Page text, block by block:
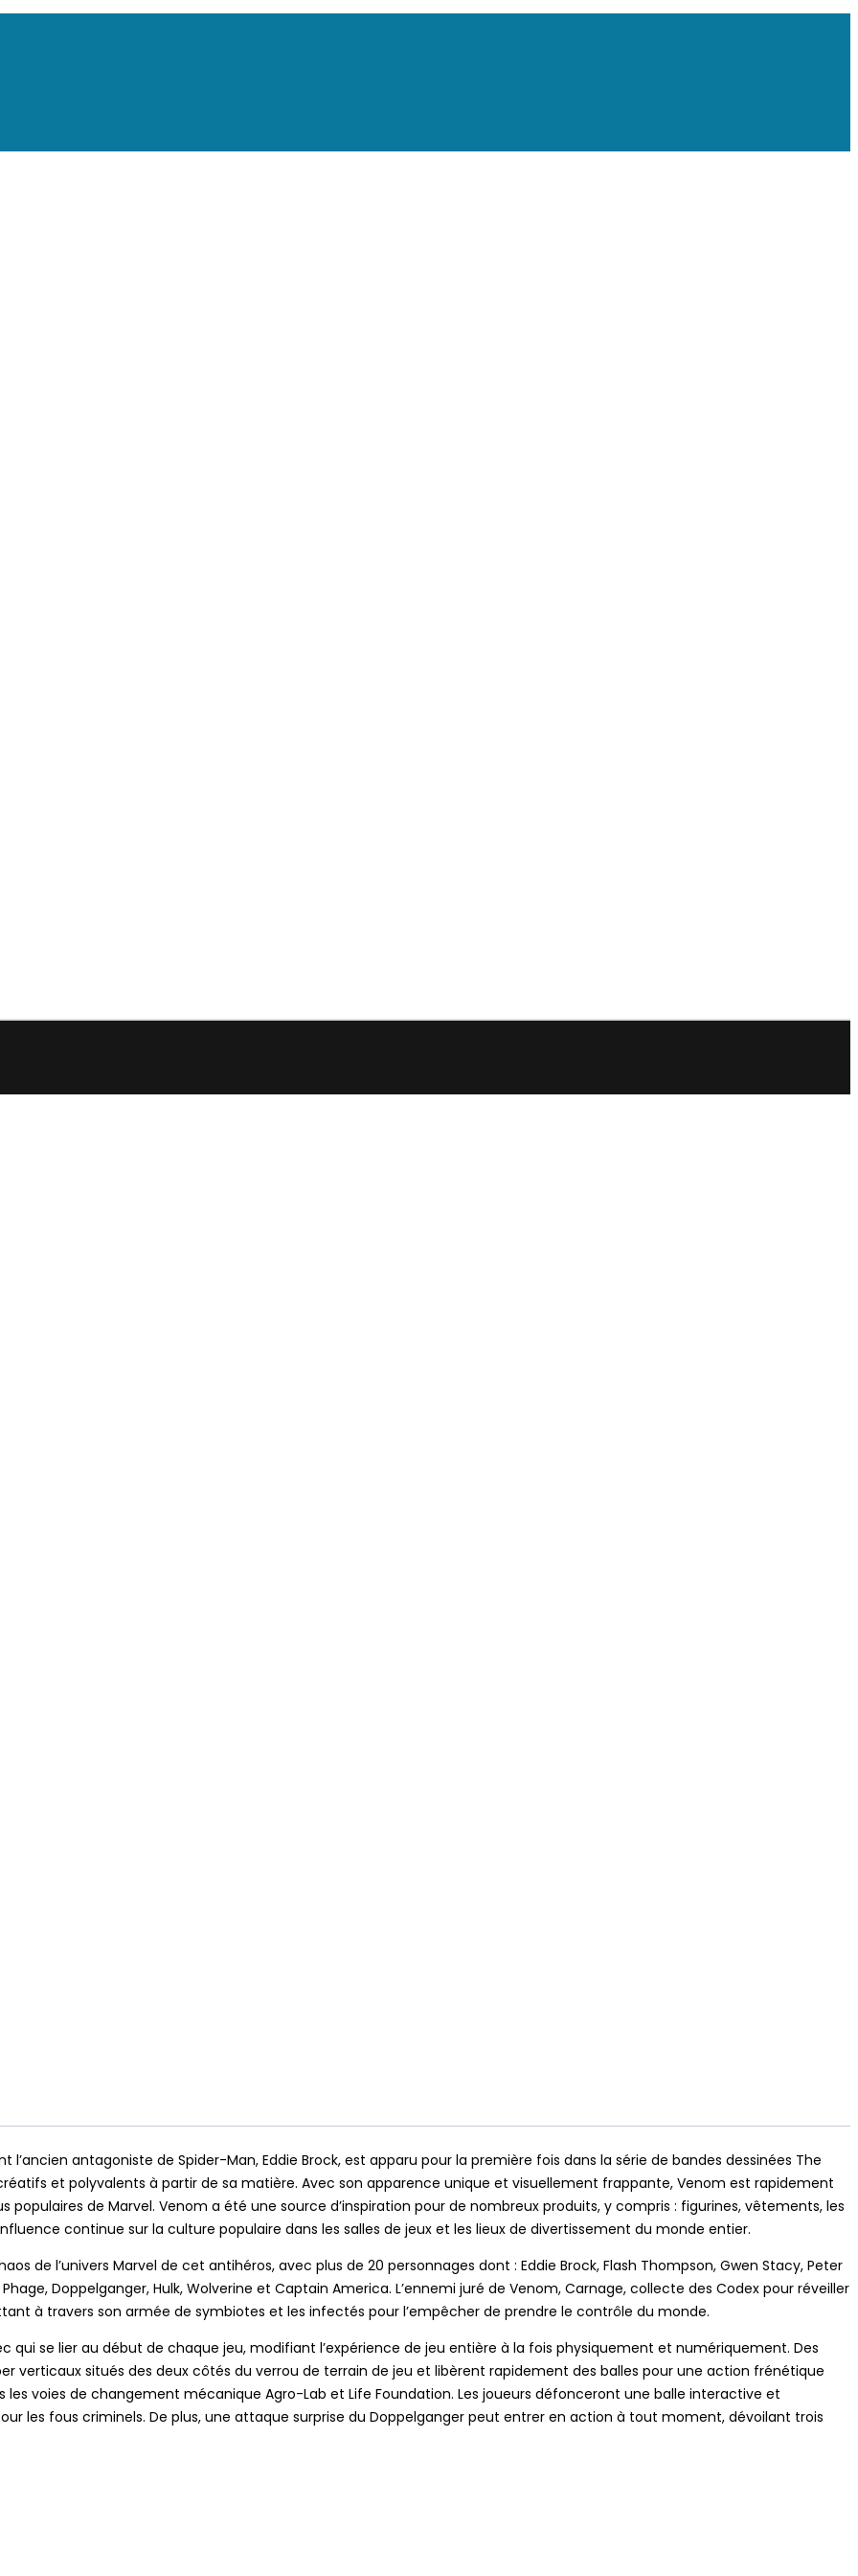
antagoniste de Spider-Man, Eddie Brock, est apparu pour la première fois dans la série de bandes dessinées The
et polyvalents à partir de sa matière. Avec son apparence unique et visuellement frappante, Venom est rapidement
populaires de Marvel. Venom a été une source d’inspiration pour de nombreux produits, y compris : figurines, vêtements, les
continue sur la culture populaire dans les salles de jeux et les lieux de divertissement du monde entier.
de l’univers Marvel de cet antihéros, avec plus de 20 personnages dont : Eddie Brock, Flash Thompson, Gwen Stacy, Peter
Phage, Doppelganger, Hulk, Wolverine et Captain America. L’ennemi juré de Venom, Carnage, collecte des Codex pour réveiller
à travers son armée de symbiotes et les infectés pour l’empêcher de prendre le contrôle du monde.
qui se lier au début de chaque jeu, modifiant l’expérience de jeu entière à la fois physiquement et numériquement. Des
verticaux situés des deux côtés du verrou de terrain de jeu et libèrent rapidement des balles pour une action frénétique
voies de changement mécanique Agro-Lab et Life Foundation. Les joueurs défonceront une balle interactive et
les fous criminels. De plus, une attaque surprise du Doppelganger peut entrer en action à tout moment, dévoilant trois